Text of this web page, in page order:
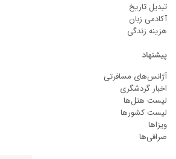
تبدیل تاریخ
آکادمی زبان
هزینه زندگی
پیشنهاد
آژانس‌های مسافرتی
اخبار گردشگری
لیست هتل‌ها
لیست کشورها
ویزاها
صرافی‌ها